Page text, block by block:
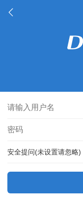
安全提问(未设置请忽略)